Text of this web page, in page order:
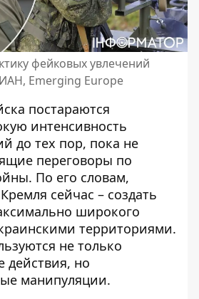
фейковых увлечений
Emerging Europe
постараются
интенсивность
до тех пор, пока не
переговоры по
По его словам,
сейчас – создать
широкого
территориями.
не только
действия, но
манипуляции.